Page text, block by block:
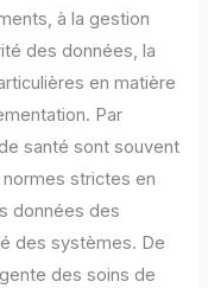
à la gestion
des données, la
en matière
Par
santé sont souvent
strictes en
données des
des systèmes. De
des soins de